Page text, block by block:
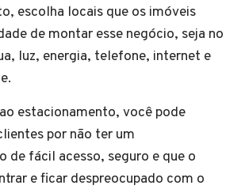
escolha locais que os imóveis
de montar esse negócio, seja no
luz, energia, telefone, internet e
estacionamento, você pode
por não ter um
de fácil acesso, seguro e que o
e ficar despreocupado com o